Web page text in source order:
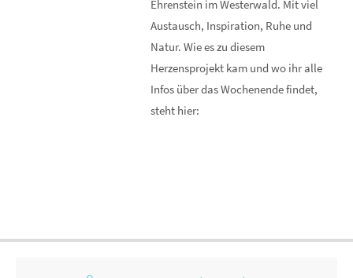
Ehrenstein im Westerwald. Mit viel
Austausch, Inspiration, Ruhe und
Natur. Wie es zu diesem
Herzensprojekt kam und wo ihr alle
Infos über das Wochenende findet,
steht hier: